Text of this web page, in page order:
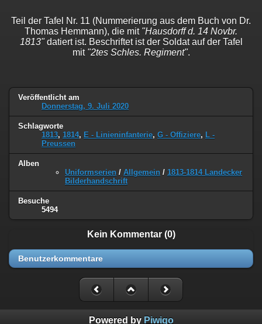
Teil der Tafel Nr. 11 (Nummerierung aus dem Buch von Dr.
Thomas Hemmann), die mit "Hausdorff d. 14 Novbr.
1813"datiert ist. Beschriftet ist der Soldat auf der Tafel
mit "2tes Schles. Regiment".
Veröffentlicht am
Donnerstag, 9. Juli 2020
Schlagworte
1813, 1814, E - Linieninfanterie, G - Offiziere, L -
Preussen
Alben
Uniformserien / Allgemein / 1813-1814 Landecker
Bilderhandschrift
Besuche
5494
Kein Kommentar (0)
Benutzerkommentare
Powered by Piwigo